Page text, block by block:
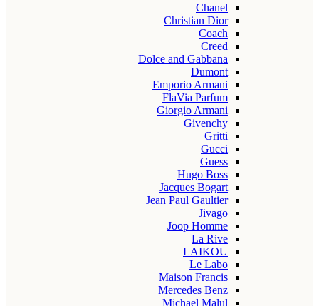
Chanel
Christian Dior
Coach
Creed
Dolce and Gabbana
Dumont
Emporio Armani
FlaVia Parfum
Giorgio Armani
Givenchy
Gritti
Gucci
Guess
Hugo Boss
Jacques Bogart
Jean Paul Gaultier
Jivago
Joop Homme
La Rive
LAIKOU
Le Labo
Maison Francis
Mercedes Benz
Michael Malul